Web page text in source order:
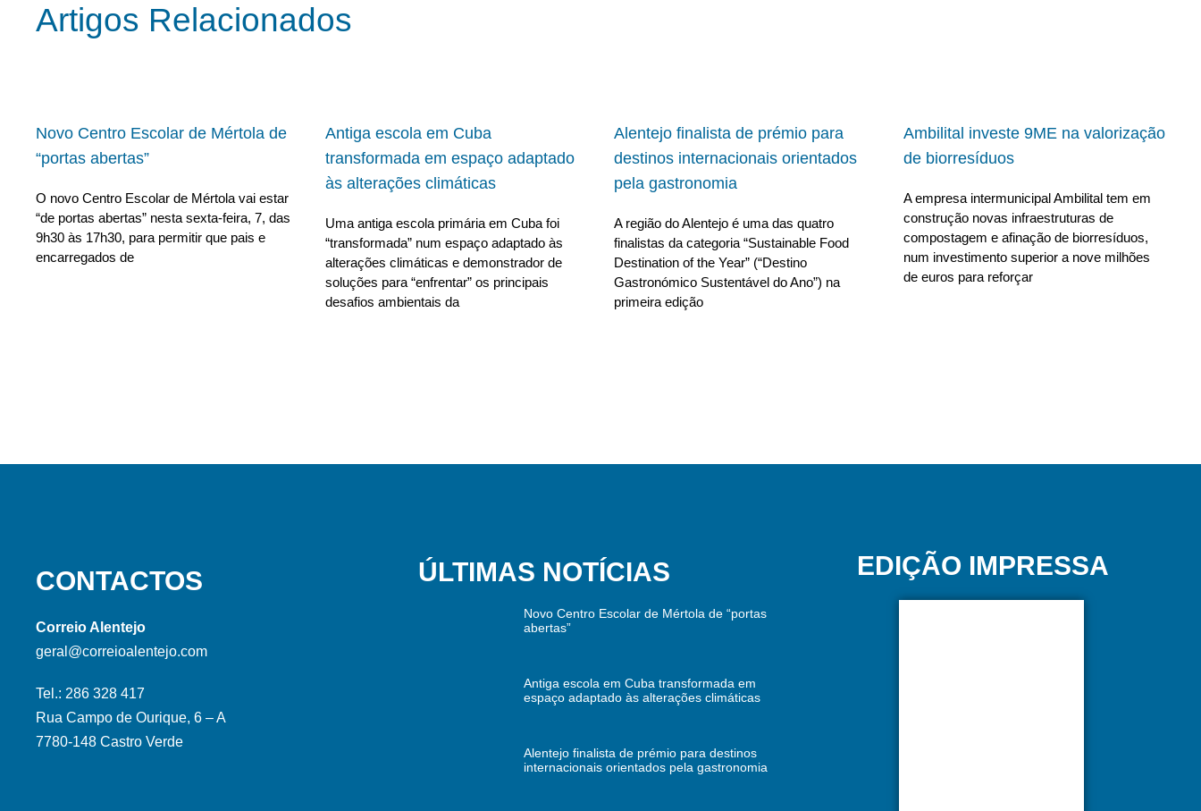
Artigos Relacionados
Novo Centro Escolar de Mértola de
“portas abertas”
O novo Centro Escolar de Mértola vai estar
“de portas abertas” nesta sexta-feira, 7, das
9h30 às 17h30, para permitir que pais e
encarregados de
Antiga escola em Cuba
transformada em espaço adaptado
às alterações climáticas
Uma antiga escola primária em Cuba foi
“transformada” num espaço adaptado às
alterações climáticas e demonstrador de
soluções para “enfrentar” os principais
desafios ambientais da
Alentejo finalista de prémio para
destinos internacionais orientados
pela gastronomia
A região do Alentejo é uma das quatro
finalistas da categoria “Sustainable Food
Destination of the Year” (“Destino
Gastronómico Sustentável do Ano”) na
primeira edição
Ambilital investe 9ME na valorização
de biorresíduos
A empresa intermunicipal Ambilital tem em
construção novas infraestruturas de
compostagem e afinação de biorresíduos,
num investimento superior a nove milhões
de euros para reforçar
CONTACTOS
Correio Alentejo
geral@correioalentejo.com
Tel.: 286 328 417
Rua Campo de Ourique, 6 – A
7780-148 Castro Verde
ÚLTIMAS NOTÍCIAS
Novo Centro Escolar de Mértola de “portas
abertas”
Antiga escola em Cuba transformada em
espaço adaptado às alterações climáticas
Alentejo finalista de prémio para destinos
internacionais orientados pela gastronomia
EDIÇÃO IMPRESSA